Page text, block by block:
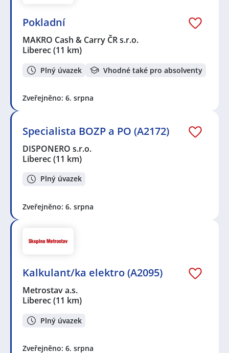
Pokladní
MAKRO Cash & Carry ČR s.r.o.
Liberec(11 km)
Plný úvazek Vhodné také pro absolventy
Zveřejněno: 6. srpna
Specialista BOZP a PO (A2172)
DISPONERO s.r.o.
Liberec(11 km)
Plný úvazek
Zveřejněno: 6. srpna
Kalkulant/ka elektro (A2095)
Metrostav a.s.
Liberec(11 km)
Plný úvazek
Zveřejněno: 6. srpna